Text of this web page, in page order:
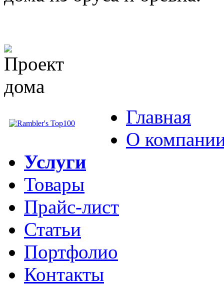
Главная
О
Услуги
Товары
Прайс-лист
Статьи
Портфолио
Контакты